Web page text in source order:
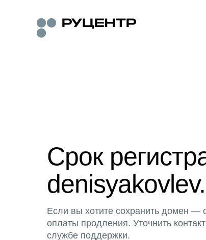
Срок
Если вы хотите сохранить домен —
оплаты продления. Уточнить
службе поддержки.